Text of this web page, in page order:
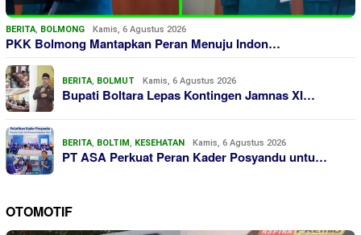
BERITA, BOLMONG Kamis, 6 Agustus 2026
PKK Bolmong Mantapkan Peran Menuju Indon…
BERITA, BOLMUT Kamis, 6 Agustus 2026
Bupati Boltara Lepas Kontingen Jamnas XI…
BERITA, BOLTIM, KESEHATAN Kamis, 6 Agustus 2026
PT ASA Perkuat Peran Kader Posyandu untu…
OTOMOTIF